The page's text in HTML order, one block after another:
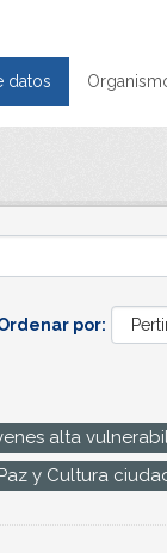
datos
por
alta
y Cultura